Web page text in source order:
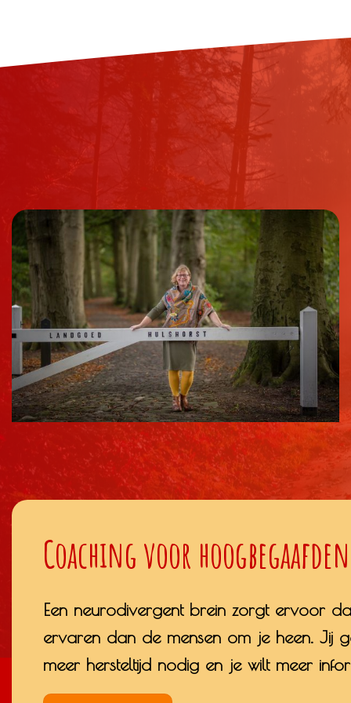
Coaching voor
Een neurodivergent brein zorgt ervoor
ervaren dan de mensen om je heen. Jij
meer hersteltijd nodig en je wilt meer